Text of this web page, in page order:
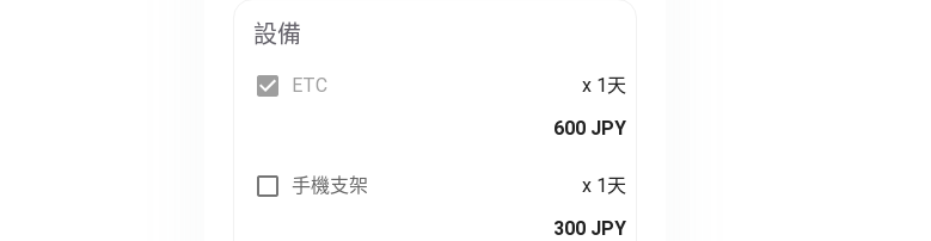
設備
ETC
x 1天
600 JPY
手機支架
x 1天
300 JPY